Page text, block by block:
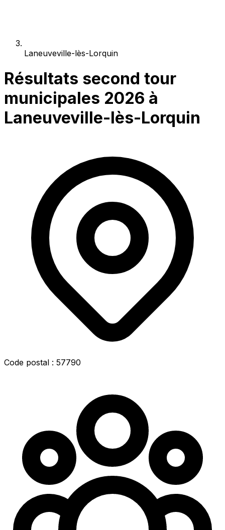
Laneuveville-lès-Lorquin
Résultats second tour
municipales 2026 à
Laneuveville-lès-Lorquin
Code postal : 57790